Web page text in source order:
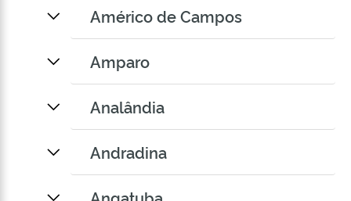
Américo de Campos
Amparo
Analândia
Andradina